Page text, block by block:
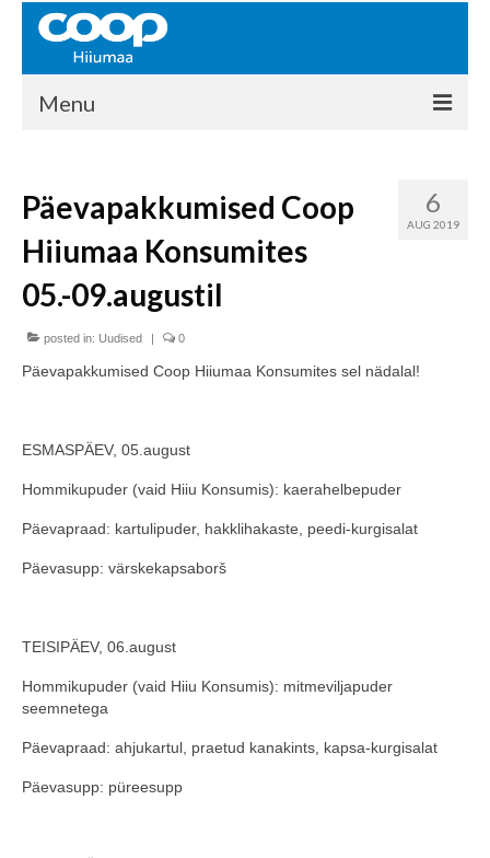
Menu
Kontakt
Liikmed
Ajalugu
KAUPLUSED
EHITUSKESKUS
COOP KLIENDIKAART
KINKEKAART
HIIUMAA KÖÖK JA PAGAR
MEIE PANUS
6
AUG 2019
Päevapakkumised Coop
Hiiumaa Konsumites
05.-09.augustil
posted in: Uudised | 0
Päevapakkumised Coop Hiiumaa Konsumites sel nädalal!
ESMASPÄEV, 05.august
Hommikupuder (vaid Hiiu Konsumis): kaerahelbepuder
Päevapraad: kartulipuder, hakklihakaste, peedi-kurgisalat
Päevasupp: värskekapsaborš
TEISIPÄEV, 06.august
Hommikupuder (vaid Hiiu Konsumis): mitmeviljapuder
seemnetega
Päevapraad: ahjukartul, praetud kanakints, kapsa-kurgisalat
Päevasupp: püreesupp